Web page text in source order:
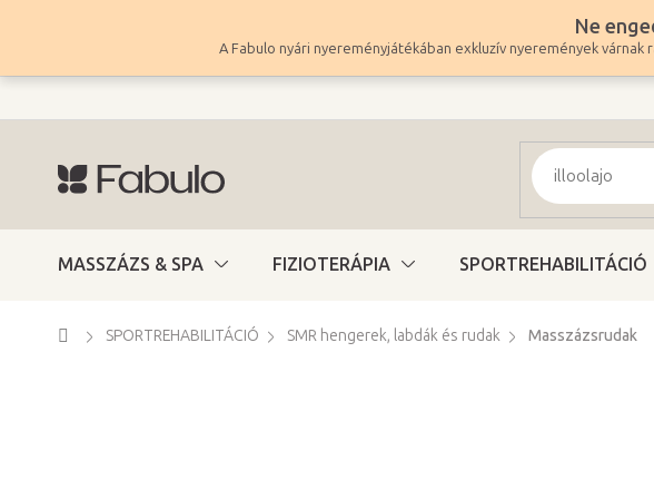
tartalomhoz
Ne
A Fabulo nyári nyereményjátékában exkluzív nyeremények
MASSZÁZS & SPA FIZIOTERÁPIA SPORTREHABILITÁCIÓ
Kezdőlap
SPORTREHABILITÁCIÓ SMR hengerek, labdák és rudak Masszázsrudak